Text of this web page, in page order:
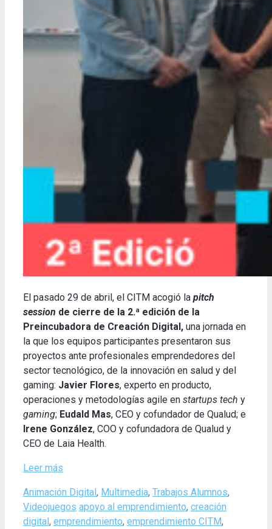
El pasado 29 de abril, el CITM acogió la pitch
session de cierre de la 2.ª edición de la
Preincubadora de Creación Digital, una jornada en
la que los equipos participantes presentaron sus
proyectos ante profesionales emprendedores del
sector tecnológico, de la innovación en salud y del
gaming: Javier Flores, experto en producto,
operaciones y metodologías agile en startups tech y
gaming; Eudald Mas, CEO y cofundador de Qualud; e
Irene González, COO y cofundadora de Qualud y
CEO de Laia Health.
Leer más
Categories
Animación Digital , Multimedia, Trabajos Alumnos,
Videojuegos Tags
apoyo al emprendimiento, creación
digital , emprendimiento, emprendimiento CITM,